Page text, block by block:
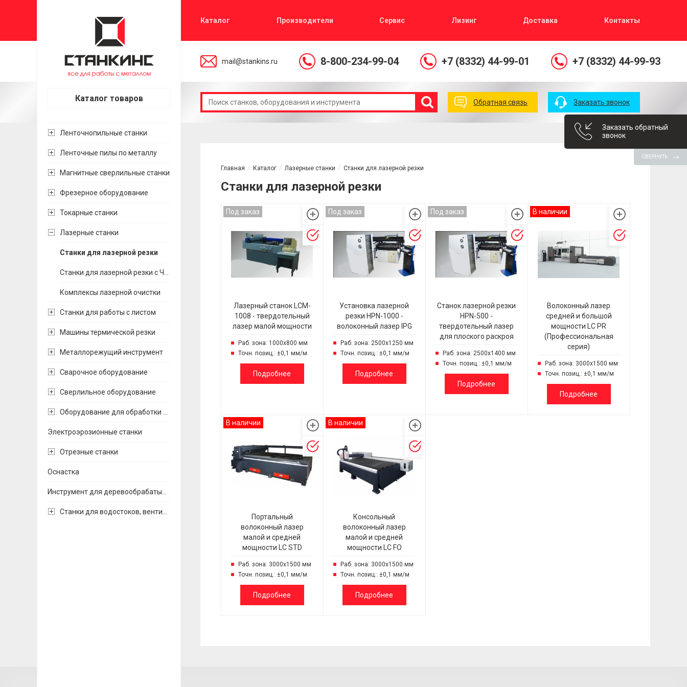
Каталог товаров
Ленточнопильные станки
Ленточные пилы по металлу
Магнитные сверлильные станки
Фрезерное оборудование
Токарные станки
Лазерные станки
Станки для лазерной резки
Комплексы лазерной очистки
Станки для работы с листом
Машины термической резки
Металлорежущий инструмент
Сварочное оборудование
Сверлильное оборудование
Электроэрозионные станки
Отрезные станки
Оснастка
Каталог Производители Сервис Лизинг Доставка Контакты
mail@stankins.ru 8-800-234-99-04 +7 (8332) 44-99-01 +7 (8332) 44-99-93
Обратная связь Заказать звонок
Главная Каталог Лазерные станки Станки для лазерной резки
Станки для лазерной резки
Под заказ
Лазерный станок LCM-
1008 - твердотельный
лазер малой мощности
Раб. зона: 1000х800 мм
Точн. позиц.: ±0,1 мм/м
Подробнее
Под заказ
Установка лазерной
резки HPN-1000 -
волоконный лазер IPG
Раб. зона: 2500х1250 мм
Точн. позиц.: ±0,1 мм/м
Подробнее
Под заказ
Станок лазерной резки
HPN-500 -
твердотельный лазер
для плоского раскроя
Раб. зона: 2500х1400 мм
Точн. позиц.: ±0,1 мм/м
Подробнее
В наличии
Волоконный лазер
средней и большой
мощности LC PR
(Профессиональная
серия)
Раб. зона: 3000х1500 мм
Точн. позиц.: ±0,1 мм/м
Подробнее
В наличии
Портальный
волоконный лазер
малой и средней
мощности LC STD
Раб. зона: 3000х1500 мм
Точн. позиц.: ±0,1 мм/м
Подробнее
В наличии
Консольный
волоконный лазер
малой и средней
мощности LC FO
Раб. зона: 3000х1500 мм
Точн. позиц.: ±0,1 мм/м
Подробнее
Заказать обратный
звонок
СВЕРНУТЬ